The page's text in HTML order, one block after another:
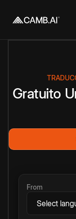
Gratuito
From